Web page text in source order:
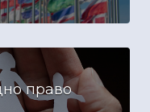
право